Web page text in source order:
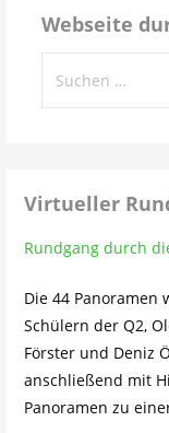
Webseite
nach:
Virtueller
Rundgang durch
Die 44 Panoramen
Schülern der Q2,
Förster und Deniz
anschließend mit
Panoramen zu